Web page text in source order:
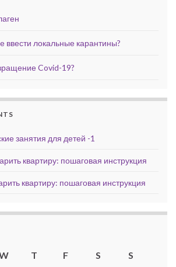
ввести локальные карантины?
Covid-19?
занятия для детей -1
квартиру: пошаговая инструкция
квартиру: пошаговая инструкция
T F S
S